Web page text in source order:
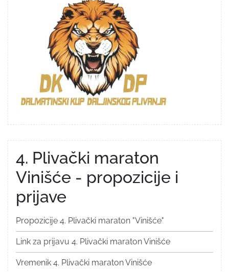
4. Plivački maraton
Vinišće - propozicije i
prijave
Propozicije 4. Plivački maraton "Vinišće"
Link za prijavu 4. Plivački maraton Vinišće
Vremenik 4. Plivački maraton Vinišće